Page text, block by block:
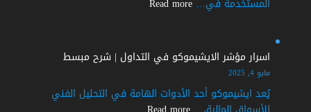
شرح
المستخدمة في… Read more
الايجابي
|
اسرار مؤشر الايشيموكو في التداول | شرح مبسط
مايو 4, 2025
يُعد ايشيموكو أحد الأدوات الهامة في التحليل الفني